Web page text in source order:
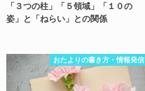
「３つの柱」「５領域」「１０の
姿」と「ねらい」との関係
おたよりの書き方・情報発信